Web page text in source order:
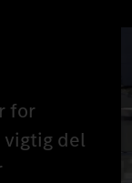
for
del